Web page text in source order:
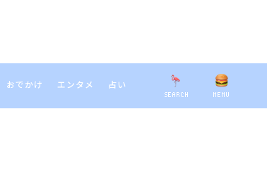
SEARCH MENU
おでかけ エンタメ 占い